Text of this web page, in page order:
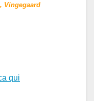
Vingegaard
qui